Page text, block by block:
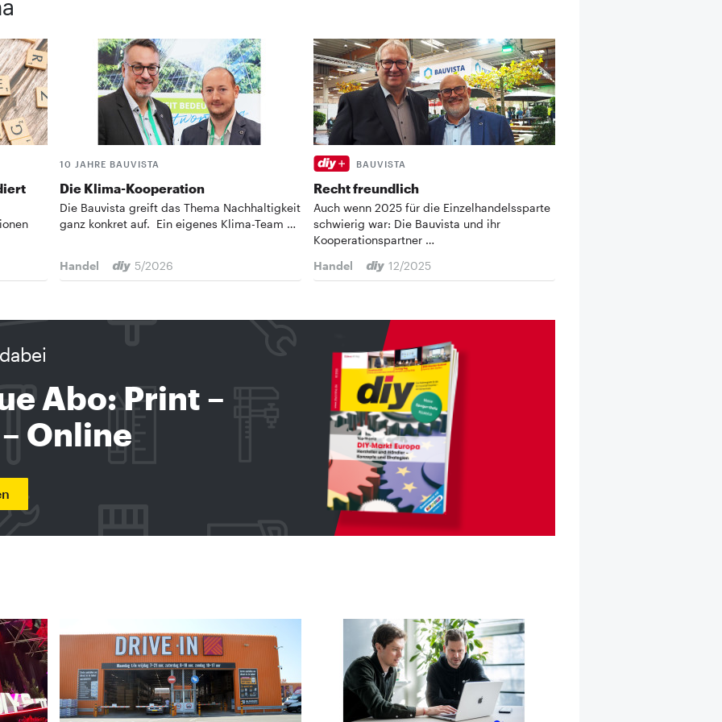
10 JAHRE BAUVISTA
Die Klima-Kooperation
Die Bauvista greift das Thema Nachhaltigkeit
ganz konkret auf. Ein eigenes Klima-Team …
Handel 5/2026
BAUVISTA
Recht freundlich
Auch wenn 2025 für die Einzelhandelssparte
schwierig war: Die Bauvista und ihr
Kooperationspartner …
Handel
12/2025
Abo: Print –
Online